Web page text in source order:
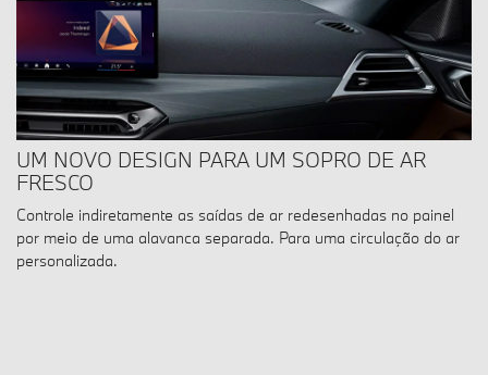
UM NOVO DESIGN PARA UM SOPRO DE AR
FRESCO
Controle indiretamente as saídas de ar redesenhadas no painel
por meio de uma alavanca separada. Para uma circulação do ar
personalizada.